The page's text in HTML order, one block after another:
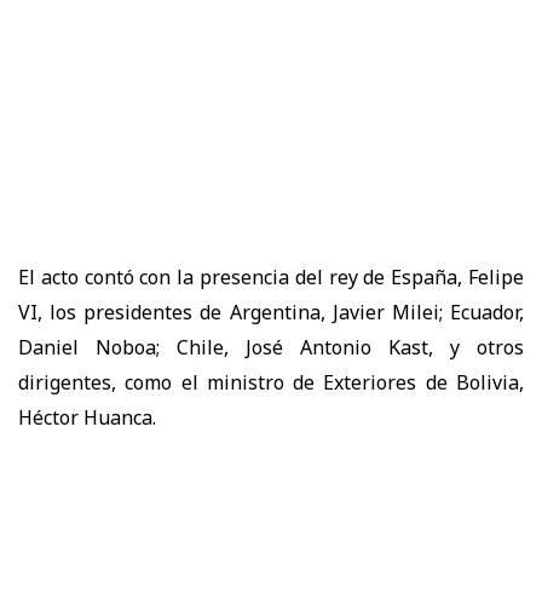
El acto contó con la presencia del rey de España, Felipe
VI, los presidentes de Argentina, Javier Milei; Ecuador,
Daniel Noboa; Chile, José Antonio Kast, y otros
dirigentes, como el ministro de Exteriores de Bolivia,
Héctor Huanca.